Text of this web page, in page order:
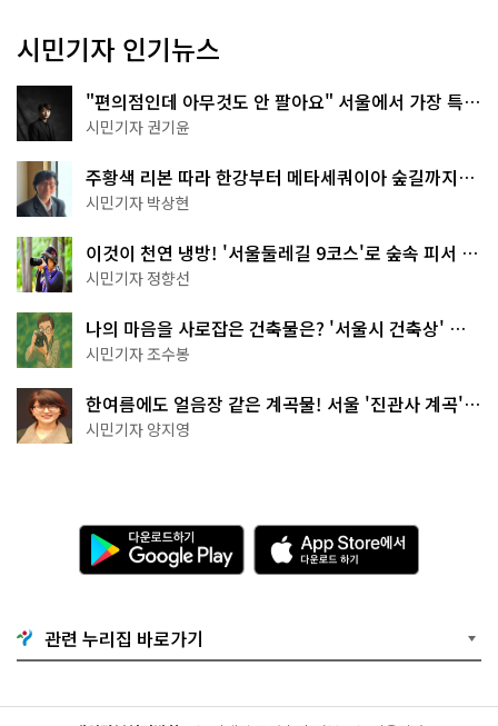
시민기자 인기뉴스
"편의점인데 아무것도 안 팔아요" 서울에서 가장 특별
한 편의점의 정체
시민기자 권기윤
주황색 리본 따라 한강부터 메타세쿼이아 숲길까지…
서울둘레길 15코스
시민기자 박상현
이것이 천연 냉방! '서울둘레길 9코스'로 숲속 피서 떠
나볼까
시민기자 정향선
나의 마음을 사로잡은 건축물은? '서울시 건축상' 수
상작 공개!
시민기자 조수봉
한여름에도 얼음장 같은 계곡물! 서울 '진관사 계곡'이
천국이네~
시민기자 양지영
다
운
로
기
G
o
g
A
p
p
e
서
관련 누리집 바로가기